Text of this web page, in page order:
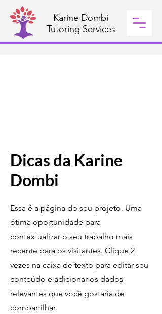
Karine Dombi
Tutoring Services
Dicas da Karine
Dombi
Essa é a página do seu projeto. Uma
ótima oportunidade para
contextualizar o seu trabalho mais
recente para os visitantes. Clique 2
vezes na caixa de texto para editar seu
conteúdo e adicionar os dados
relevantes que você gostaria de
compartilhar.